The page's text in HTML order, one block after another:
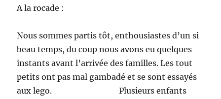
A la rocade :
Nous sommes partis tôt, enthousiastes d’un si
beau temps, du coup nous avons eu quelques
instants avant l’arrivée des familles. Les tout
petits ont pas mal gambadé et se sont essayés
aux lego. Plusieurs enfants